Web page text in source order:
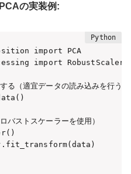
の実装例:
import PCA
import RobustScaler
る（適宜データの読み込みを行う）
バストスケーラーを使用）